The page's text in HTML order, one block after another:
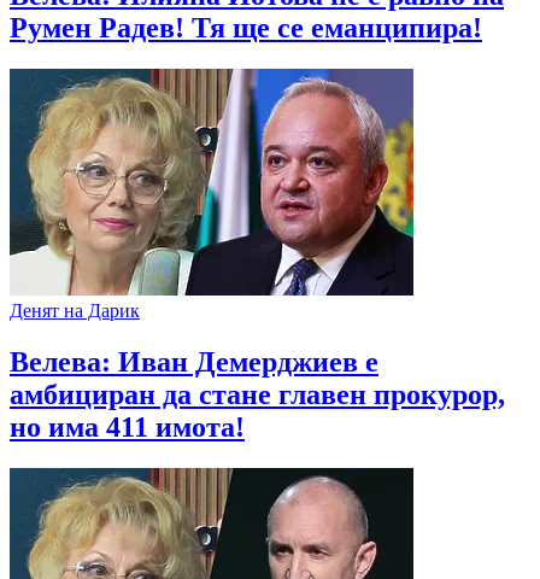
Румен Радев! Тя ще се еманципира!
Денят на Дарик
Велева: Иван Демерджиев е
амбициран да стане главен прокурор,
но има 411 имота!